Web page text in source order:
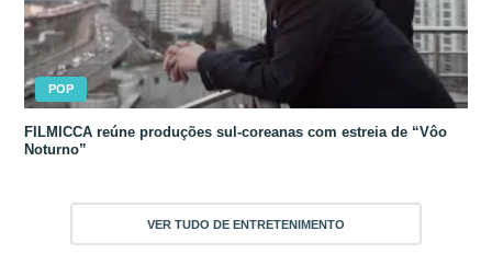
POP
FILMICCA reúne produções sul-coreanas com estreia de “Vôo
Noturno”
VER TUDO DE ENTRETENIMENTO